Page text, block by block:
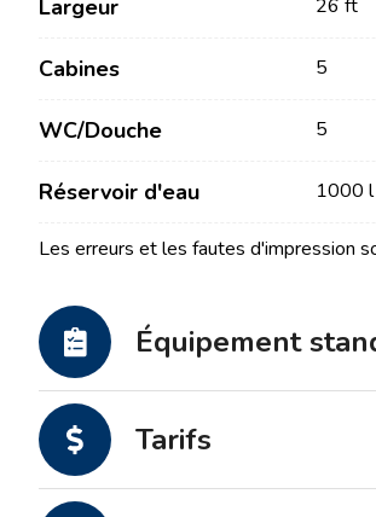
Largeur 26 ft
Cabines 5
WC/Douche 5
Réservoir d'eau 1000 l
Les erreurs et les fautes d'impression
Équipement
Tarifs
Contact
Actualités / Blog
À propos de nous
FAQ
Notre
Voiliers